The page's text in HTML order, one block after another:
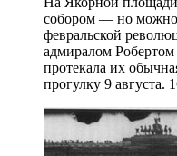
собором — но можно
февральской
адмиралом
протекала их
прогулку 9 августа.